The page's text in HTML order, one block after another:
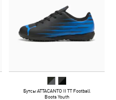
Бутсы ATTACANTO II TT Football
Boots Youth